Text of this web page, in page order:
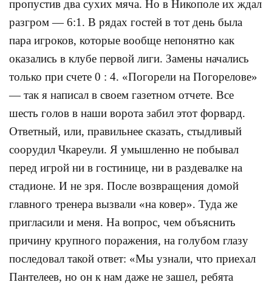
пропустив два сухих мяча. Но в Никополе их ждал
разгром — 6:1. В рядах гостей в тот день была
пара игроков, которые вообще непонятно как
оказались в клубе первой лиги. Замены начались
только при счете 0 : 4. «Погорели на Погорелове»
— так я написал в своем газетном отчете. Все
шесть голов в наши ворота забил этот форвард.
Ответный, или, правильнее сказать, стыдливый
соорудил Чкареули. Я умышленно не побывал
перед игрой ни в гостинице, ни в раздевалке на
стадионе. И не зря. После возвращения домой
главного тренера вызвали «на ковер». Туда же
пригласили и меня. На вопрос, чем объяснить
причину крупного поражения, на голубом глазу
последовал такой ответ: «Мы узнали, что приехал
Пантелеев, но он к нам даже не зашел, ребята